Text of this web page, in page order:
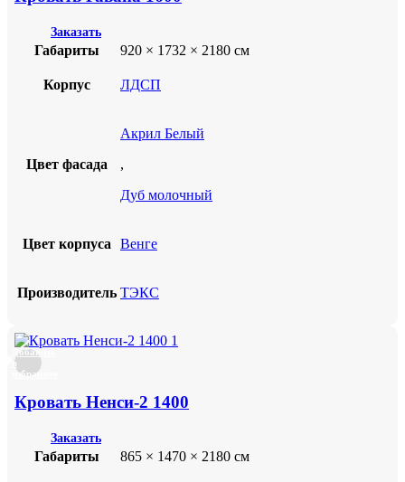
Заказать
Габариты 920 × 1732 × 2180 см
Корпус ЛДСП
Цвет фасада
Акрил Белый
,
Дуб молочный
Цвет корпуса Венге
Производитель ТЭКС
Добавить
в
избранное
Кровать Ненси-2 1400
Заказать
Габариты 865 × 1470 × 2180 см